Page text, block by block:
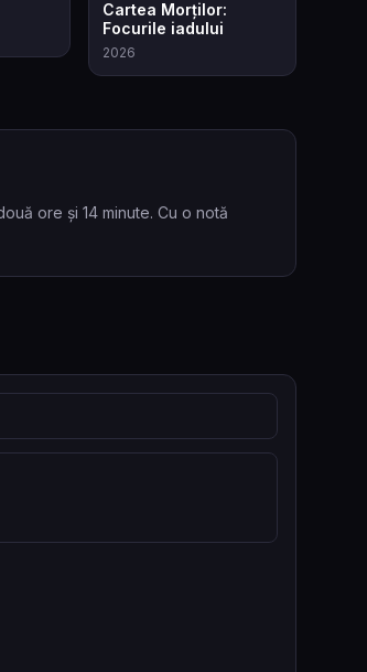
Cartea Morților:
Focurile iadului
2026
ore și 14 minute. Cu o notă